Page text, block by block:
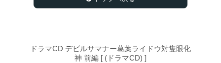
ドラマCD デビルサマナー葛葉ライドウ対隻眼化
神 前編 [ (ドラマCD) ]